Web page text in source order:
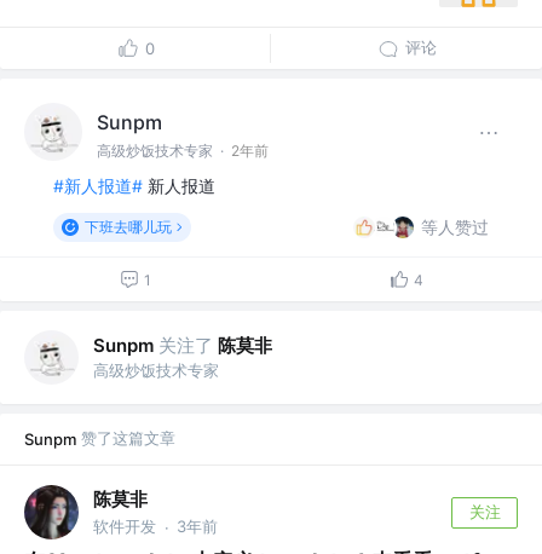
0 评论
Sunpm
高级炒饭技术专家 · 2年前
#新人报道# 新人报道
下班去哪儿玩 等人赞过
1 4
Sunpm 关注了 陈莫非
高级炒饭技术专家
Sunpm 赞了这篇文章
陈莫非
软件开发 · 3年前
关注